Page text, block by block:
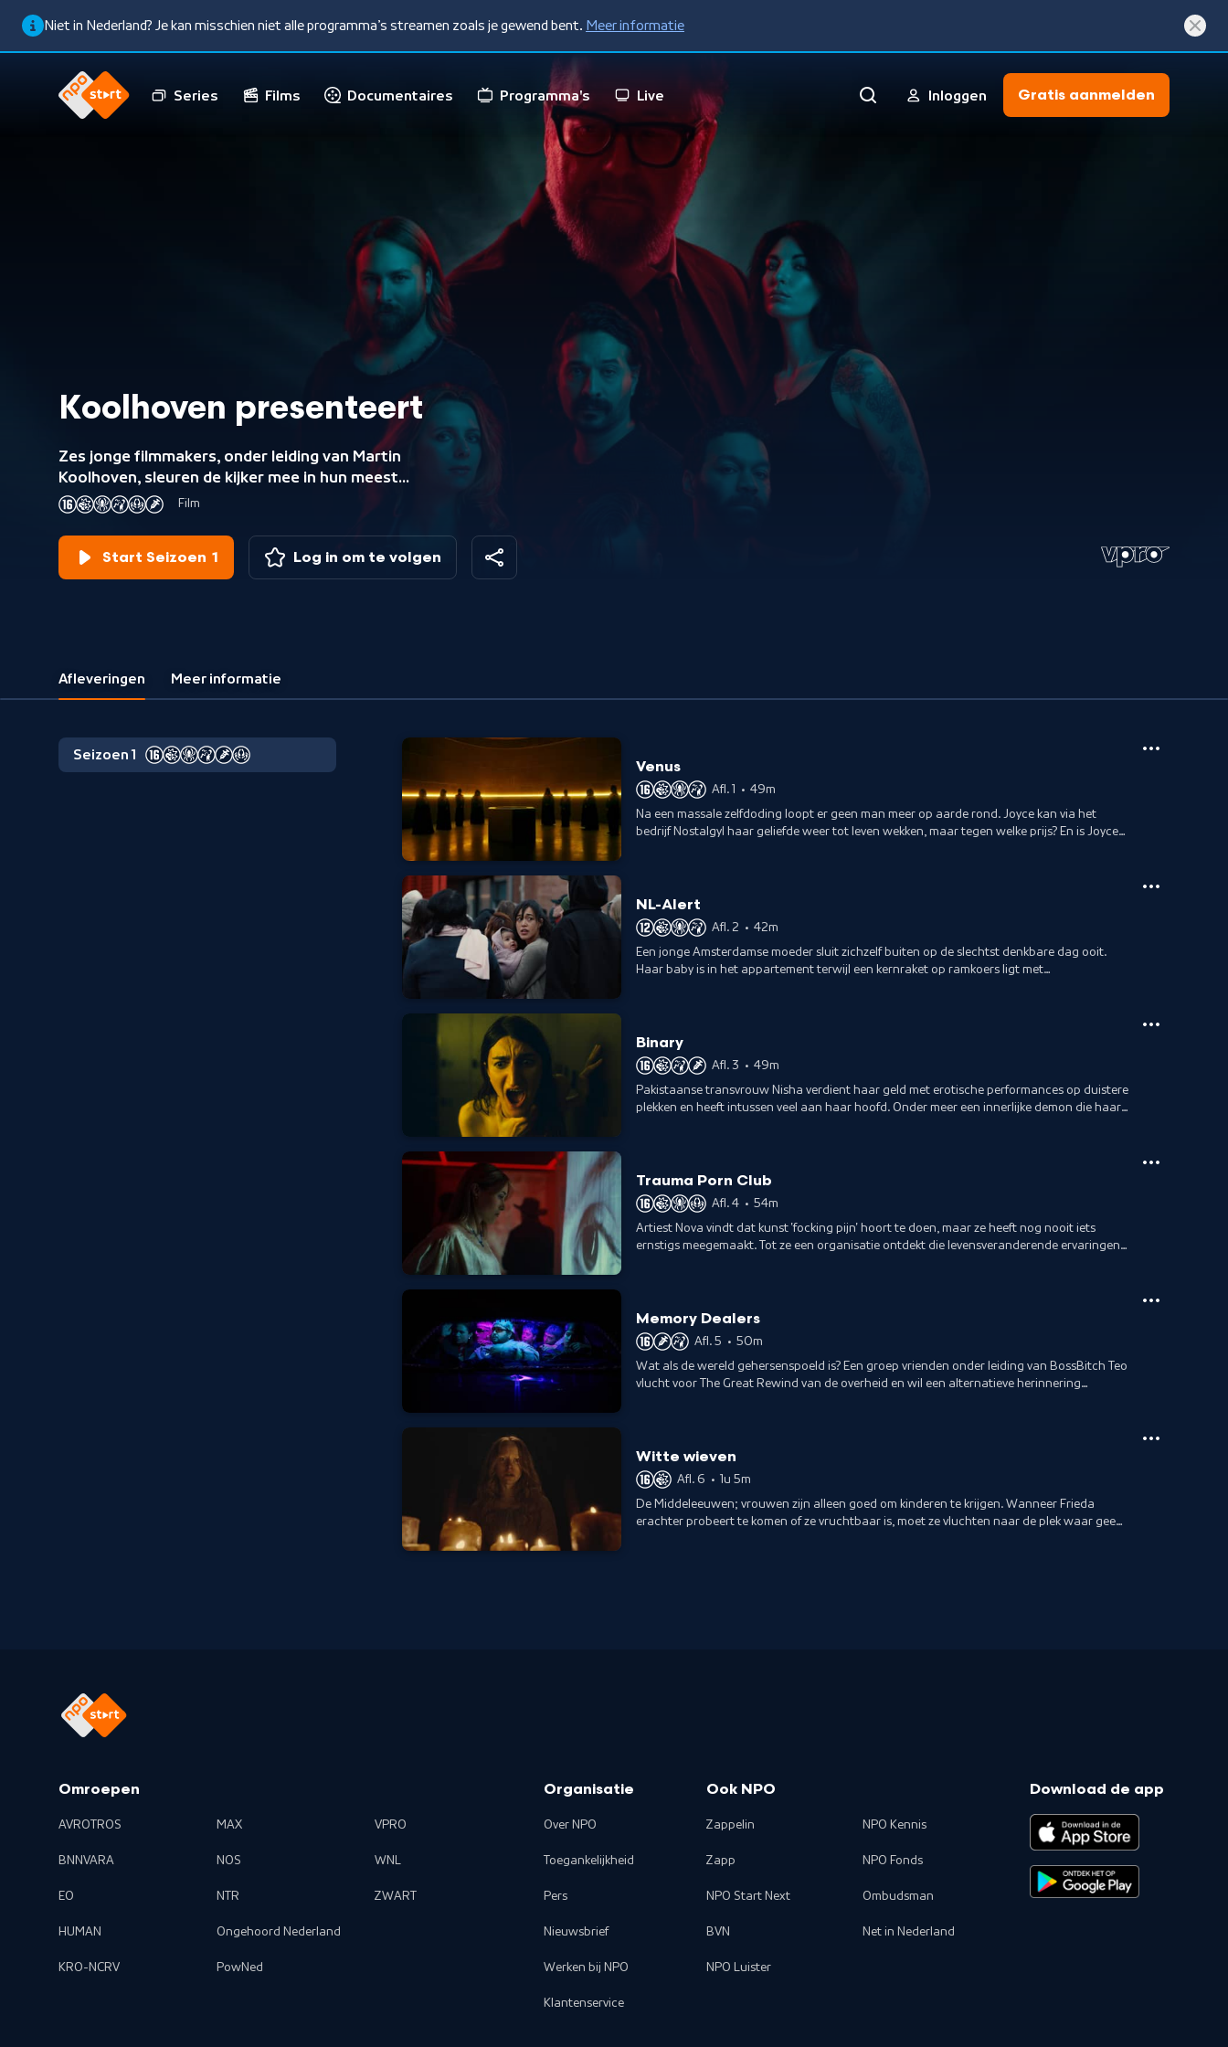
Niet in Nederland? Je kan misschien niet alle programma’s streamen zoals je gewend bent. Meer informatie
Series Films Documentaires Programma's Live Inloggen Gratis aanmelden
Koolhoven presenteert
Zes jonge filmmakers, onder leiding van Martin
Koolhoven, sleuren de kijker mee in hun meest
angstaanjagende fantasieën. Ieder van hen
maakte een genrefilm, van gewelddadige thriller
tot dystopische fantasy, van rampenfilm tot
folkloristische horror.
Film
Start Seizoen 1 Log in om te volgen
Afleveringen Meer informatie
Seizoen 1
Venus
Afl. 1 • 49m
Na een massale zelfdoding loopt er geen man meer op aarde rond. Joyce kan via het
bedrijf Nostalgyl haar geliefde weer tot leven wekken, maar tegen welke prijs? En is Joyce
NL-Alert
Afl. 2 • 42m
Een jonge Amsterdamse moeder sluit zichzelf buiten op de slechtst denkbare dag ooit.
Haar baby is in het appartement terwijl een kernraket op ramkoers ligt met
Binary
Afl. 3 • 49m
Pakistaanse transvrouw Nisha verdient haar geld met erotische performances op duistere
plekken en heeft intussen veel aan haar hoofd. Onder meer een innerlijke demon die haar
Trauma Porn Club
Afl. 4 • 54m
Artiest Nova vindt dat kunst 'focking pijn' hoort te doen, maar ze heeft nog nooit iets
ernstigs meegemaakt. Tot ze een organisatie ontdekt die levensveranderende ervaringen
Memory Dealers
Afl. 5 • 50m
Wat als de wereld gehersenspoeld is? Een groep vrienden onder leiding van BossBitch Teo
vlucht voor The Great Rewind van de overheid en wil een alternatieve herinnering
Witte wieven
Afl. 6 • 1u 5m
De Middeleeuwen; vrouwen zijn alleen goed om kinderen te krijgen. Wanneer Frieda
erachter probeert te komen of ze vruchtbaar is, moet ze vluchten naar de plek waar geen
Omroepen
AVROTROS
BNNVARA
EO
HUMAN
KRO-NCRV
MAX
NOS
NTR
Ongehoord Nederland
PowNed
VPRO
WNL
ZWART
Organisatie
Over NPO
Toegankelijkheid
Pers
Nieuwsbrief
Werken bij NPO
Klantenservice
Ook NPO
Zappelin
Zapp
NPO Start Next
BVN
NPO Luister
NPO Kennis
NPO Fonds
Ombudsman
Net in Nederland
Download de app